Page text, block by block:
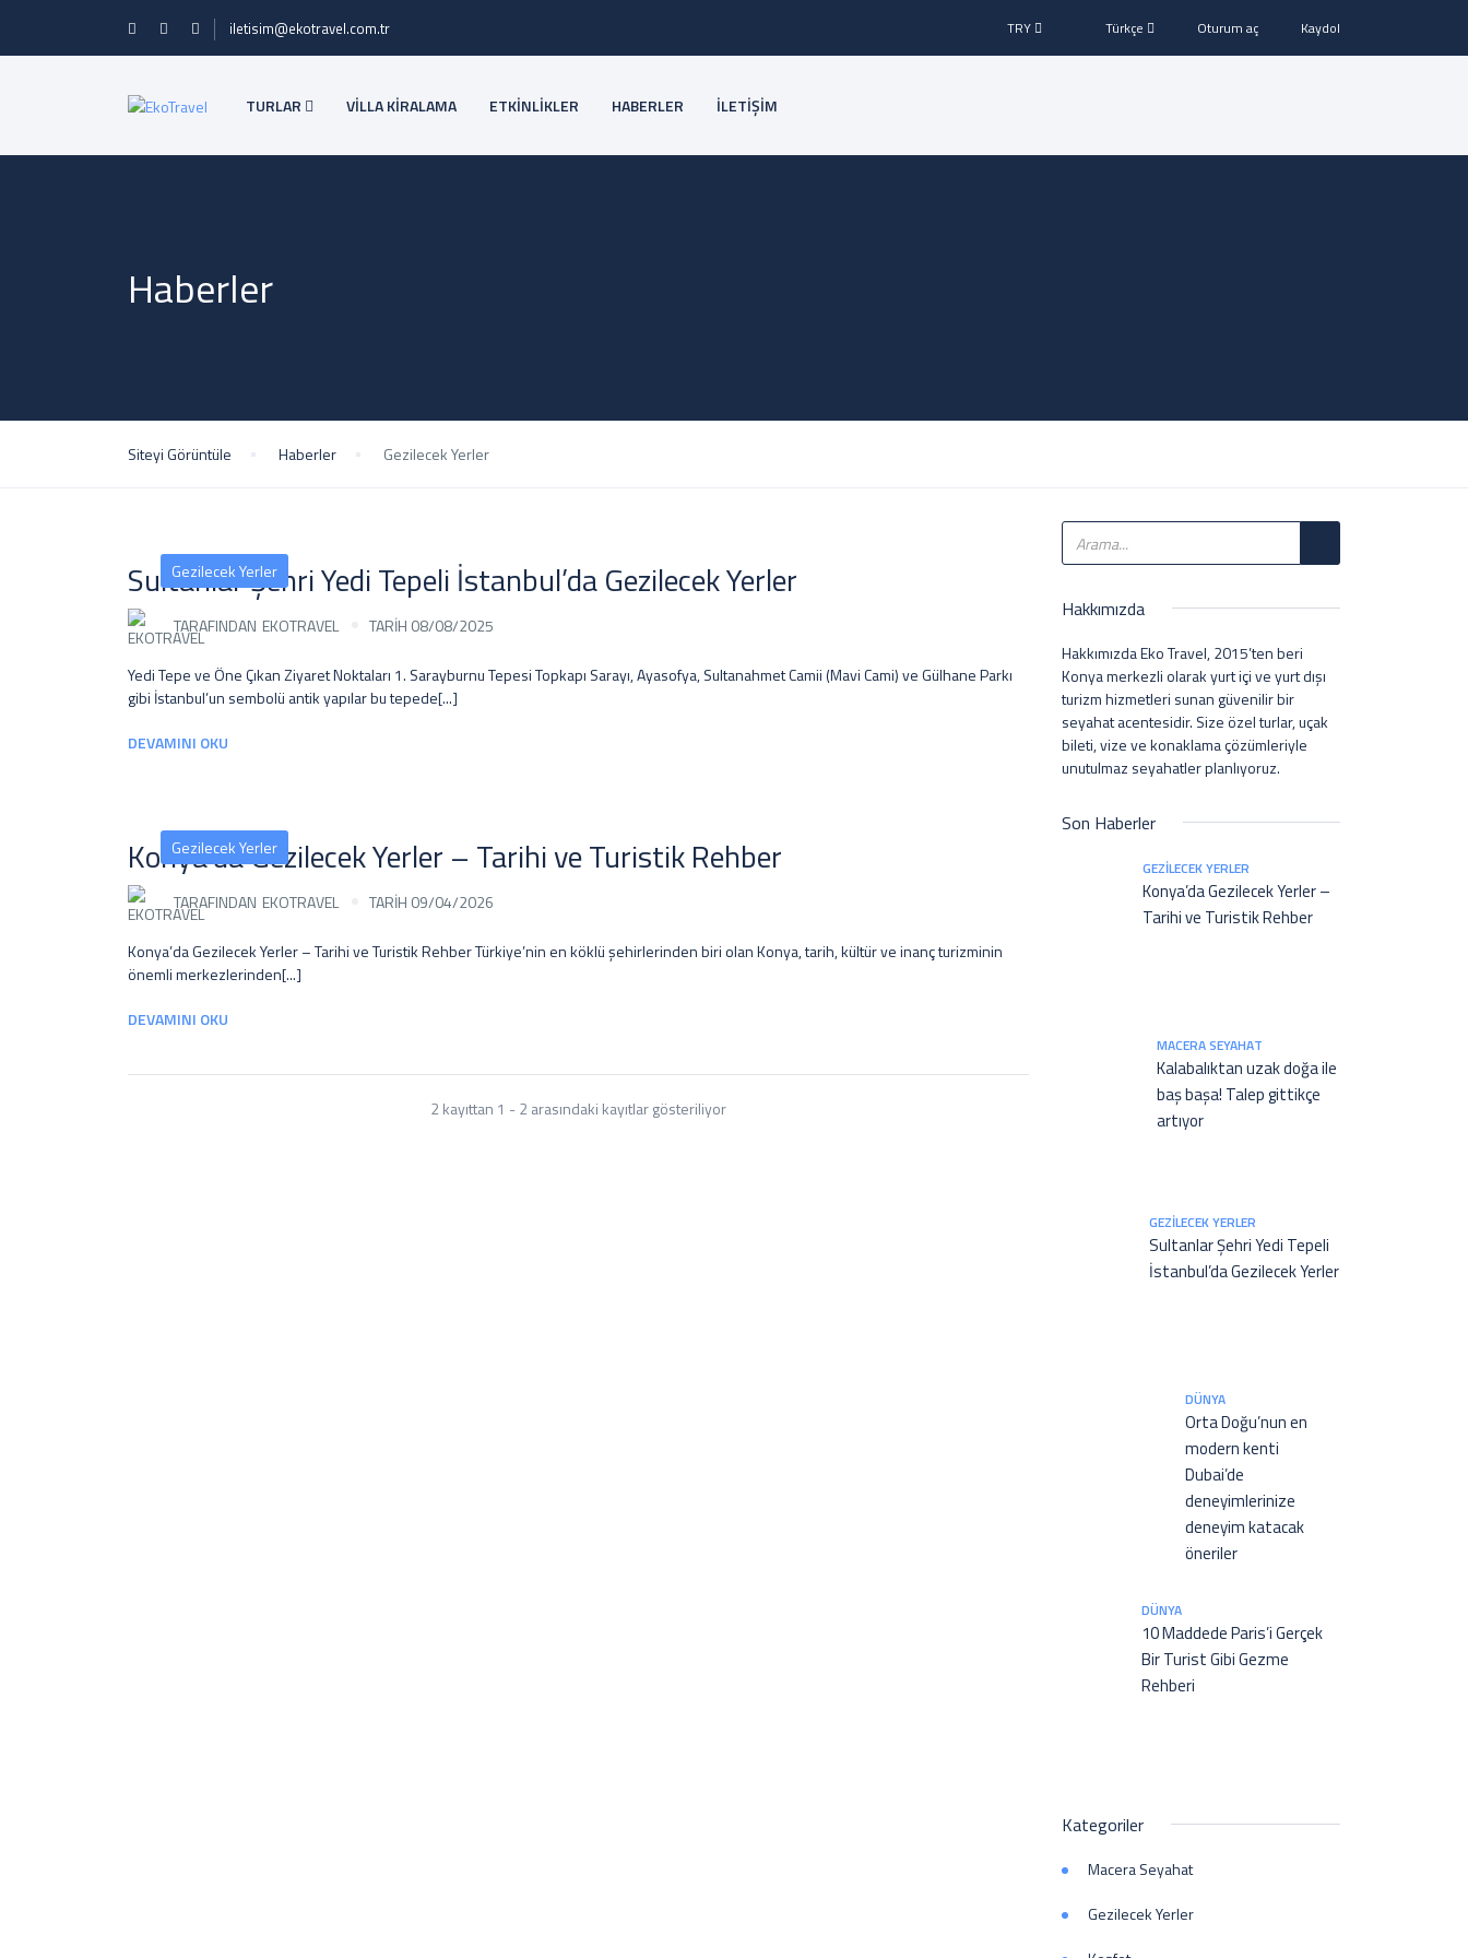
iletisim@ekotravel.com.tr TRY Türkçe Oturum aç Kaydol
TURLAR VİLLA KİRALAMA ETKİNLİKLER HABERLER İLETİŞİM
Haberler
Siteyi Görüntüle Haberler Gezilecek Yerler
Gezilecek Yerler
Sultanlar Şehri Yedi Tepeli İstanbul’da Gezilecek Yerler
TARAFINDAN EKOTRAVEL TARİH 08/08/2025
Yedi Tepe ve Öne Çıkan Ziyaret Noktaları 1. Sarayburnu Tepesi Topkapı Sarayı, Ayasofya, Sultanahmet Camii (Mavi Cami) ve Gülhane Parkı
gibi İstanbul’un sembolü antik yapılar bu tepede[...]
DEVAMINI OKU
Gezilecek Yerler
Konya’da Gezilecek Yerler – Tarihi ve Turistik Rehber
TARAFINDAN EKOTRAVEL TARİH 09/04/2026
Konya’da Gezilecek Yerler – Tarihi ve Turistik Rehber Türkiye’nin en köklü şehirlerinden biri olan Konya, tarih, kültür ve inanç turizminin
önemli merkezlerinden[...]
DEVAMINI OKU
2 kayıttan 1 - 2 arasındaki kayıtlar gösteriliyor
Hakkımızda
Hakkımızda Eko Travel, 2015’ten beri
Konya merkezli olarak yurt içi ve yurt dışı
turizm hizmetleri sunan güvenilir bir
seyahat acentesidir. Size özel turlar, uçak
bileti, vize ve konaklama çözümleriyle
unutulmaz seyahatler planlıyoruz.
Son Haberler
GEZILECEK YERLER
Konya’da Gezilecek Yerler –
Tarihi ve Turistik Rehber
MACERA SEYAHAT
Kalabalıktan uzak doğa ile
baş başa! Talep gittikçe
artıyor
GEZILECEK YERLER
Sultanlar Şehri Yedi Tepeli
İstanbul’da Gezilecek Yerler
DÜNYA
Orta Doğu’nun en
modern kenti
Dubai’de
deneyimlerinize
deneyim katacak
öneriler
DÜNYA
10 Maddede Paris’i Gerçek
Bir Turist Gibi Gezme
Rehberi
Kategoriler
Macera Seyahat
Gezilecek Yerler